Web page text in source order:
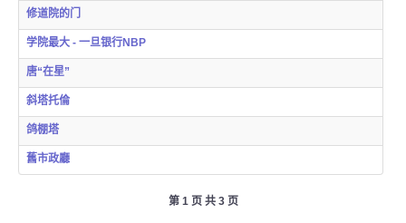
修道院的门
学院最大 - 一旦银行NBP
唐“在星”
斜塔托倫
鸽棚塔
舊市政廳
第 1 页 共 3 页